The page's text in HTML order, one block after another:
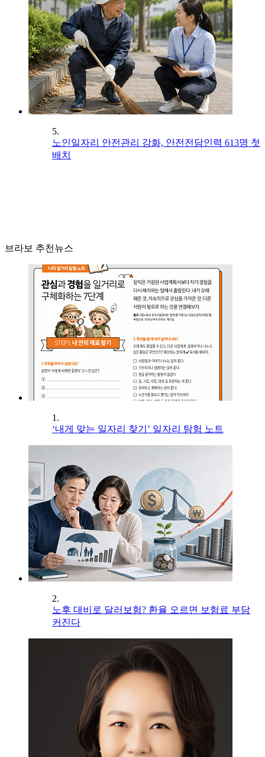
5.
노인일자리 안전관리 강화, 안전전담인력 613명 첫
배치
브라보 추천뉴스
1.
‘내게 맞는 일자리 찾기’ 일자리 탐험 노트
2.
노후 대비로 달러보험? 환율 오르면 보험료 부담
커진다